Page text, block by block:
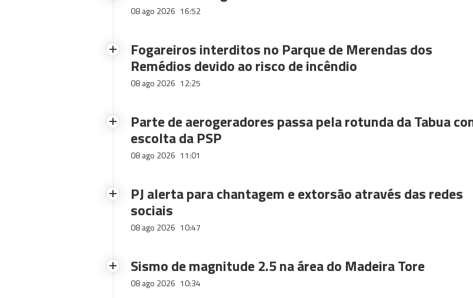
08 ago 2026 16:52
Fogareiros interditos no Parque de Merendas dos
Remédios devido ao risco de incêndio
08 ago 2026 12:25
Parte de aerogeradores passa pela rotunda da Tabua
escolta da PSP
08 ago 2026 11:01
PJ alerta para chantagem e extorsão através das redes
sociais
08 ago 2026 10:47
Sismo de magnitude 2.5 na área do Madeira Tore
08 ago 2026 10:34